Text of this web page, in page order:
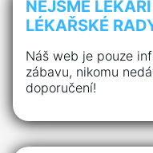
NEJSME
LÉKAŘSKÉ
Náš web je pouze
zábavu, nikomu
doporučení!